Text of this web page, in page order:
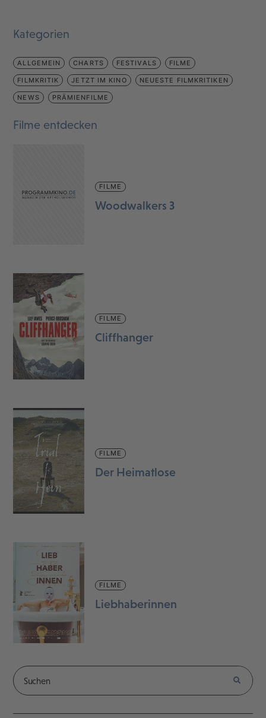
Kategorien
ALLGEMEIN CHARTS FESTIVALS FILME
FILMKRITIK JETZT IM KINO NEUESTE FILMKRITIKEN
NEWS PRÄMIENFILME
Filme entdecken
FILME
Woodwalkers 3
FILME
Cliffhanger
FILME
Der Heimatlose
FILME
Liebhaberinnen